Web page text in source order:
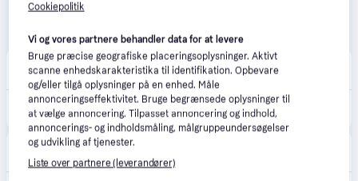
Matas 5.0(2)
29 kr. fragt,1-2 dage
L'Oréal Paris Magic BB Cream 02 Light 130 kr.
Eller 3 betalinger af 43 kr.
Magasin Onlineshop
29 kr. fragt,1-2 dage
Cookiepolitik
Vi og vores partnere behandler data for at levere
Bruge præcise geografiske placeringsoplysninger. Aktivt
scanne enhedskarakteristika til identifikation. Opbevare
og/eller tilgå oplysninger på en enhed. Måle
annonceringseffektivitet. Bruge begrænsede oplysninger til
at vælge annoncering. Tilpasset annoncering og indhold,
annoncerings- og indholdsmåling, målgruppeundersøgelser
og udvikling af tjenester.
Liste over partnere (leverandører)